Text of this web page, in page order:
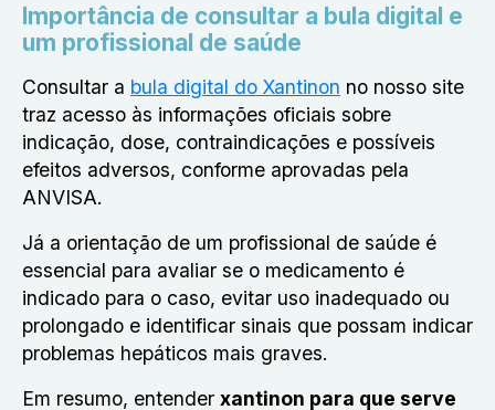
Importância de consultar a bula digital e
um profissional de saúde
Consultar a bula digital do Xantinon no nosso site
traz acesso às informações oficiais sobre
indicação, dose, contraindicações e possíveis
efeitos adversos, conforme aprovadas pela
ANVISA.
Já a orientação de um profissional de saúde é
essencial para avaliar se o medicamento é
indicado para o caso, evitar uso inadequado ou
prolongado e identificar sinais que possam indicar
problemas hepáticos mais graves.
Em resumo, entender xantinon para que serve